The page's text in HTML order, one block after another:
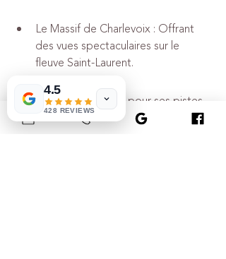
Le Massif de Charlevoix : Offrant
des vues spectaculaires sur le
fleuve Saint-Laurent.
Stoneham : Connu pour ses pistes
de ski nocturne.
4.5
428 REVIEWS